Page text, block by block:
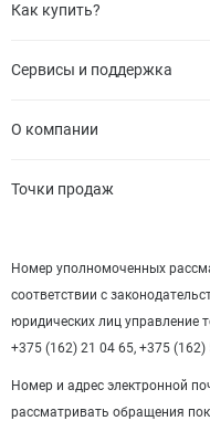
Как купить?
Сервисы и поддержка
О компании
Точки продаж
Номер уполномоченных
соответствии с
юридических лиц управление
+375 (162) 21 04 65, +375 (162)
Номер и адрес электронной
рассматривать обращения